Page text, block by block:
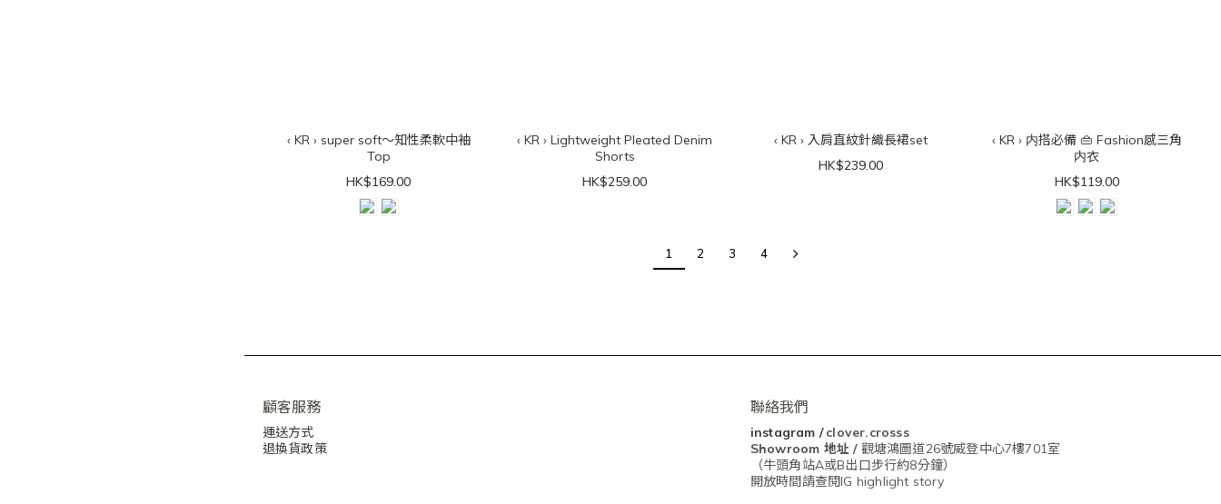
‹ KR › super soft～知性柔軟中袖
Top
HK$169.00
‹ KR › Lightweight Pleated Denim
Shorts
HK$259.00
‹ KR › 入肩直紋針織長裙set
HK$239.00
‹ KR › 内搭必備 👜 Fashion感三角
内衣
HK$119.00
1 2 3 4
顧客服務
運送方式
退換貨政策
聯絡我們
instagram / clover.crosss
Showroom 地址 / 觀塘鴻圖道26號威登中心7樓701室
（牛頭角站A或B出口步行約8分鐘）
開放時間請查閱IG highlight story